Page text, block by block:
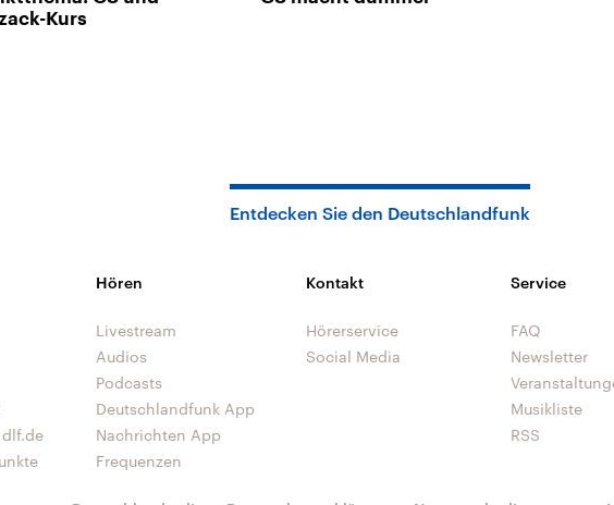
Kurs
Entdecken Sie den Deutschlandfunk
dlf.de
Hören
Livestream
Audios
Podcasts
Deutschlandfunk App
Nachrichten App
Frequenzen
Kontakt
Hörerservice
Social Media
Service
FAQ
Newsletter
Musikliste
RSS